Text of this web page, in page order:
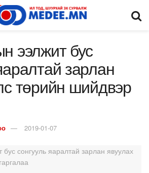
ээлжит бус
зарлан
төрийн шийдвэр
2019-01-07